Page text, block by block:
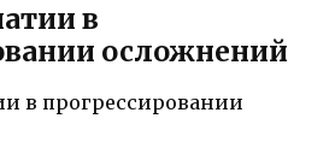
в
осложнений